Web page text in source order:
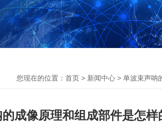
您现在的位置： 首页 > 新闻中心 > 单波束声呐
成像原理和组成部件是怎样